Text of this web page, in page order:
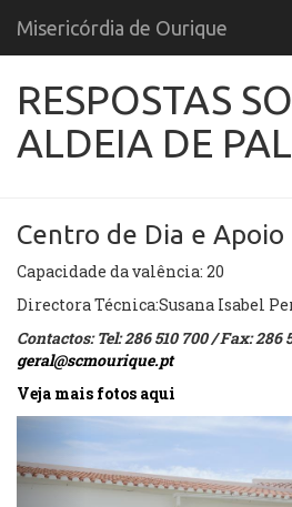
Misericórdia de Ourique
RESPOSTAS
ALDEIA DE
Centro de Dia e
Capacidade da valência: 20
Directora Técnica:Susana Isabel
Contactos: Tel: 286 510 700 / Fax: 286
geral@scmourique.pt
Veja mais fotos aqui